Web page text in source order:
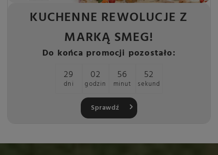
KUCHENNE REWOLUCJE Z
MARKĄ SMEG!
Do końca promocji pozostało:
29
dni
02
godzin
56
minut
52
sekund
Sprawdź